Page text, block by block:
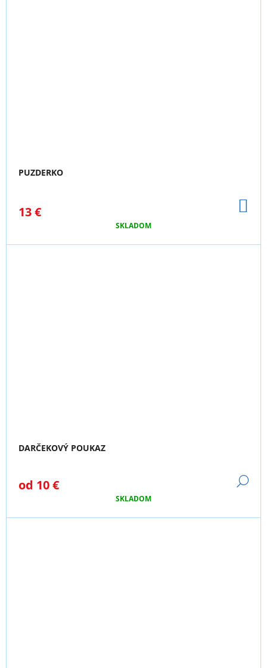
PUZDERKO
13 €
SKLADOM
DARČEKOVÝ POUKAZ
od 10 €
SKLADOM